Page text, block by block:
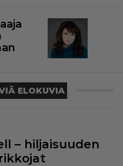
ELOKUVIA
– hiljaisuuden
rikkojat